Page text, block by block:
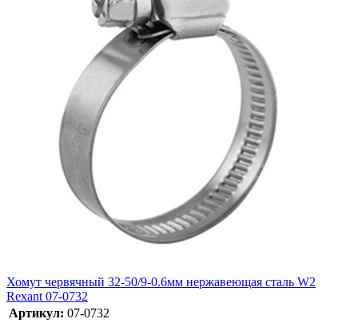
Хомут червячный 32-50/9-0.6мм нержавеющая сталь W2
Rexant 07-0732
Артикул: 07-0732